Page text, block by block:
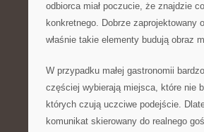
odbiorca miał poczucie, że znajdzie
konkretnego. Dobrze
właśnie takie elementy budują obraz
W przypadku małej gastronomii
częściej wybierają miejsca, które nie
których czują uczciwe podejście.
komunikat skierowany do realnego